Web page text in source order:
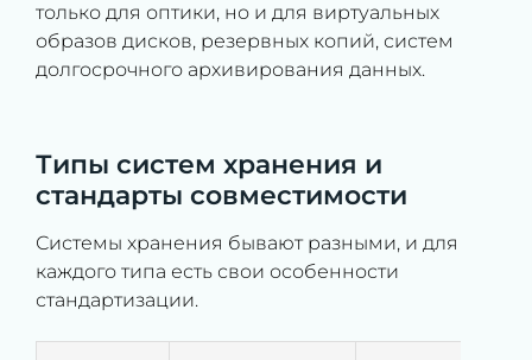
только для оптики, но и для виртуальных
образов дисков, резервных копий, систем
долгосрочного архивирования данных.
Типы систем хранения и
стандарты совместимости
Системы хранения бывают разными, и для
каждого типа есть свои особенности
стандартизации.